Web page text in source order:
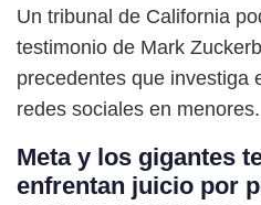
Un tribunal de California
testimonio de Mark
precedentes que investiga
redes sociales en menores.
Meta y los gigantes
enfrentan juicio por